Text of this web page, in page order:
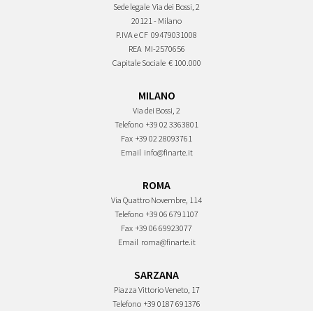
Sede legale Via dei Bossi, 2
20121 - Milano
P.IVA e CF 09479031008
REA MI-2570656
Capitale Sociale € 100.000
MILANO
Via dei Bossi, 2
Telefono +39 02 3363801
Fax +39 02 28093761
Email info@finarte.it
ROMA
Via Quattro Novembre, 114
Telefono +39 06 6791107
Fax +39 06 69923077
Email roma@finarte.it
SARZANA
Piazza Vittorio Veneto, 17
Telefono +39 0187 691376